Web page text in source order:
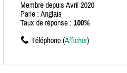
Membre depuis Avril 2020
Parle : Anglais
Taux de réponse : 100%
Téléphone (Afficher)